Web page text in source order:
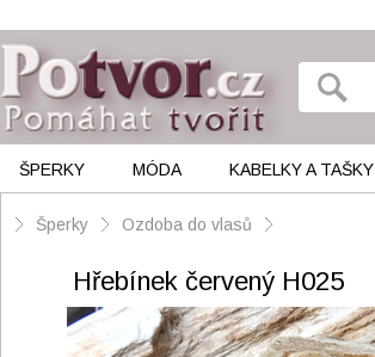
ŠPERKY MÓDA KABELKY A TAŠKY
Šperky Ozdoba do vlasů
Hřebínek červený H025